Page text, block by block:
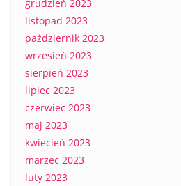
grudzień 2023
listopad 2023
październik 2023
wrzesień 2023
sierpień 2023
lipiec 2023
czerwiec 2023
maj 2023
kwiecień 2023
marzec 2023
luty 2023